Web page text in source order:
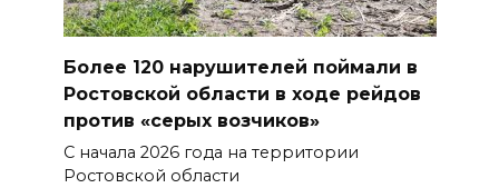
Энергетики против стихии
07 августа 2026 11:48
Казачий батальон «Покров»
формируется в войсках
беспилотных систем
Более 120 нарушителей поймали в
Ростовской области в ходе рейдов
против «серых возчиков»
С начала 2026 года на территории
Ростовской области